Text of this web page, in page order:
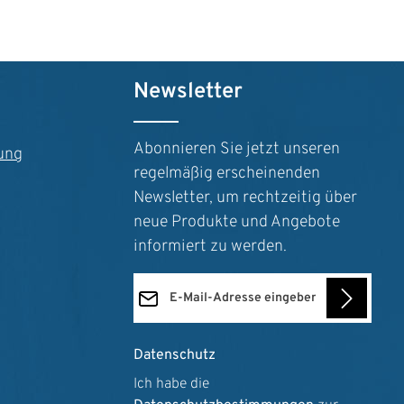
die Anzahl zu erhöhen oder zu
benutze die Schaltflächen um die
Newsletter
Abonnieren Sie jetzt unseren
regelmäßig erscheinenden
Newsletter, um rechtzeitig über
neue Produkte und Angebote
informiert zu werden.
Datenschutz
Ich habe die